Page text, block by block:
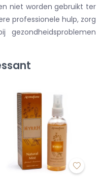
niet worden gebruikt ter
professionele hulp, zorg
gezondheidsproblemen